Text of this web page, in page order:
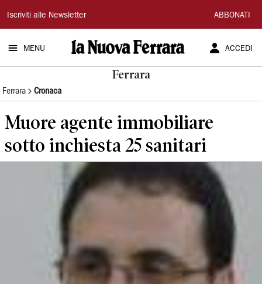
La
Nuova
Ferrara
Iscriviti alle Newsletter ABBONATI
MENU ACCEDI
Ferrara
Ferrara Cronaca
Muore agente immobiliare
sotto inchiesta 25 sanitari